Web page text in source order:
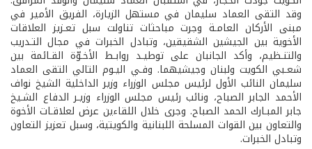
وقد التقى العماد سليمان في مستهل الزيارة، الفريق الأمير في
مبنى الأركان العامـة وجرت مباحثات تناولت سبل تعـزيز العلاقات
الأخوية بين الجيشين الشقيقين، وتبادل الخبرات في مجال التـدريب
والتنـظيم، وأكد الجانبان على توطيـد روابـط الأخـوّة القـائمة بين
شعـبي الكويت ولبنان وجيشيهما. وفـي اليـوم التالي التقى العماد
سليمان النائب الأول لرئيس مجلس الوزراء وزير الداخلية الشيخ نواف
الأحمد الجابر الصباح، ونائب رئيس مجلس الوزراء وزيـر الدفاع الشـيخ
جابر المبـارك الحمد الصباح. وجرى خلال اللقاءين عرض لعلاقـات الأخوة
والتعاون بين القوات المسلحة اللبنانية والكويتية، وسبل تعزيز التعاون
وتبادل الخبرات.